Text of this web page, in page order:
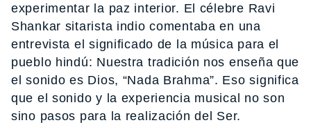
experimentar la paz interior. El célebre Ravi
Shankar sitarista indio comentaba en una
entrevista el significado de la música para el
pueblo hindú: Nuestra tradición nos enseña que
el sonido es Dios, “Nada Brahma”. Eso significa
que el sonido y la experiencia musical no son
sino pasos para la realización del Ser.